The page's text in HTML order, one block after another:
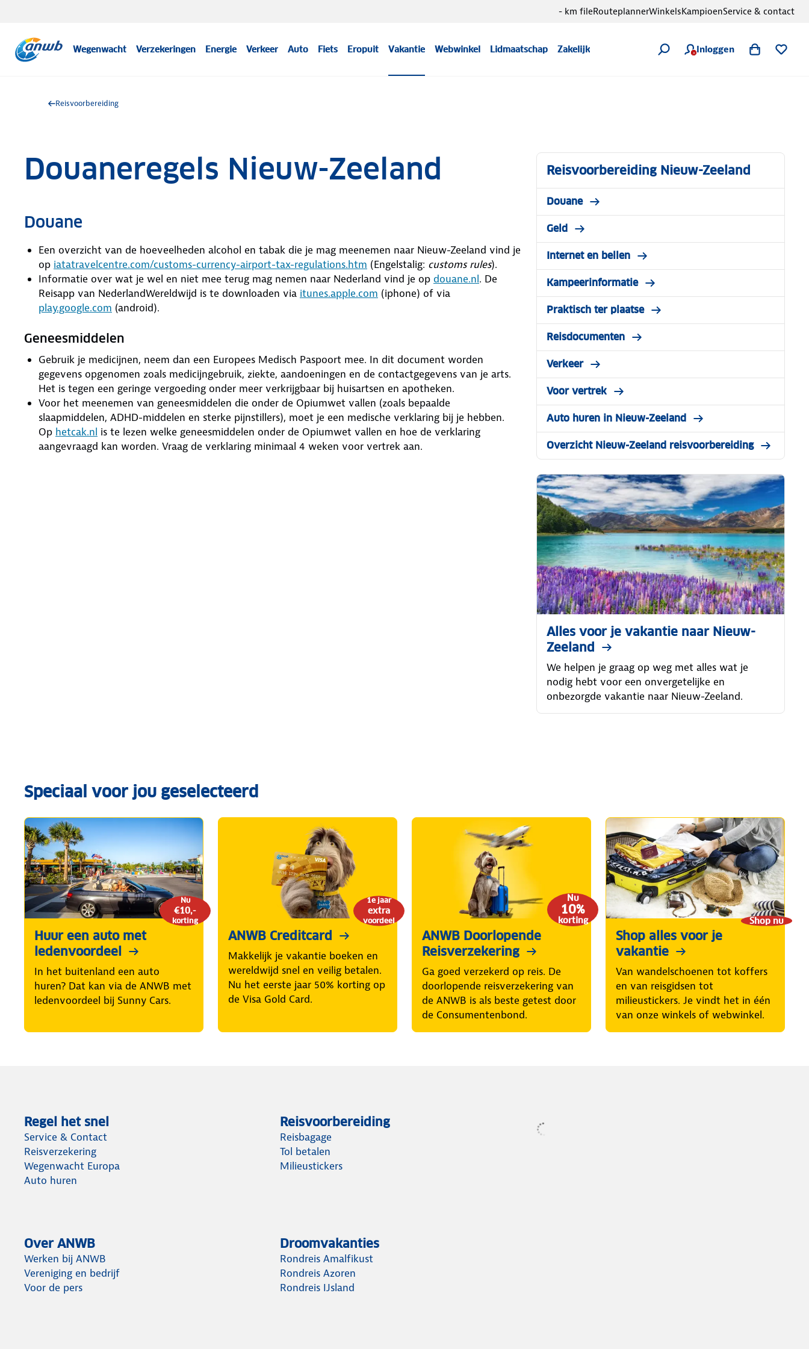
Wegenwacht Verzekeringen Energie Verkeer Auto Fiets Eropuit Vakantie Webwinkel Lidmaatschap Zakelijk Inloggen
- km fileRouteplannerWinkelsKampioenService & contact
Reisvoorbereiding
Douaneregels Nieuw-Zeeland
Douane
Een overzicht van de hoeveelheden alcohol en tabak die je mag meenemen naar Nieuw-Zeeland vind je
op iatatravelcentre.com/customs-currency-airport-tax-regulations.htm (Engelstalig: customs rules).
Informatie over wat je wel en niet mee terug mag nemen naar Nederland vind je op douane.nl. De
Reisapp van NederlandWereldwijd is te downloaden via itunes.apple.com (iphone) of via
play.google.com (android).
Geneesmiddelen
Gebruik je medicijnen, neem dan een Europees Medisch Paspoort mee. In dit document worden
gegevens opgenomen zoals medicijngebruik, ziekte, aandoeningen en de contactgegevens van je arts.
Het is tegen een geringe vergoeding onder meer verkrijgbaar bij huisartsen en apotheken.
Voor het meenemen van geneesmiddelen die onder de Opiumwet vallen (zoals bepaalde
slaapmiddelen, ADHD-middelen en sterke pijnstillers), moet je een medische verklaring bij je hebben.
Op hetcak.nl is te lezen welke geneesmiddelen onder de Opiumwet vallen en hoe de verklaring
aangevraagd kan worden. Vraag de verklaring minimaal 4 weken voor vertrek aan.
Reisvoorbereiding Nieuw-Zeeland
Douane
Geld
Internet en bellen
Kampeerinformatie
Praktisch ter plaatse
Reisdocumenten
Verkeer
Voor vertrek
Auto huren in Nieuw-Zeeland
Overzicht Nieuw-Zeeland reisvoorbereiding
Alles voor je vakantie naar Nieuw-
Zeeland
We helpen je graag op weg met alles wat je
nodig hebt voor een onvergetelijke en
onbezorgde vakantie naar Nieuw-Zeeland.
Speciaal voor jou geselecteerd
Nu
€10,-
korting
Huur een auto met
ledenvoordeel
In het buitenland een auto
huren? Dat kan via de ANWB met
ledenvoordeel bij Sunny Cars.
1e jaar
extra
voordeel
ANWB Creditcard
Makkelijk je vakantie boeken en
wereldwijd snel en veilig betalen.
Nu het eerste jaar 50% korting op
de Visa Gold Card.
Nu
10%
korting
ANWB Doorlopende
Reisverzekering
Ga goed verzekerd op reis. De
doorlopende reisverzekering van
de ANWB is als beste getest door
de Consumentenbond.
Shop nu
Shop alles voor je
vakantie
Van wandelschoenen tot koffers
en van reisgidsen tot
milieustickers. Je vindt het in één
van onze winkels of webwinkel.
Regel het snel
Service & Contact
Reisverzekering
Wegenwacht Europa
Auto huren
Reisvoorbereiding
Reisbagage
Tol betalen
Milieustickers
Over ANWB
Werken bij ANWB
Vereniging en bedrijf
Voor de pers
Droomvakanties
Rondreis Amalfikust
Rondreis Azoren
Rondreis IJsland